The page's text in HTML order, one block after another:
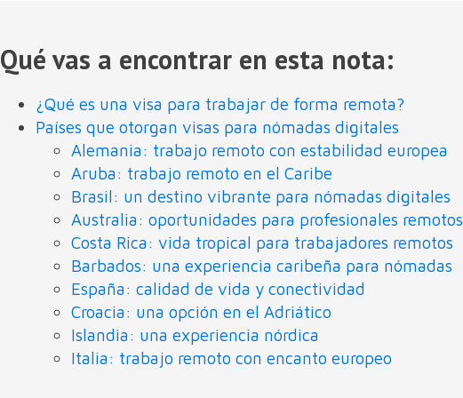
Qué vas a encontrar en esta nota:
¿Qué es una visa para trabajar de forma remota?
Países que otorgan visas para nómadas digitales
Alemania: trabajo remoto con estabilidad europea
Aruba: trabajo remoto en el Caribe
Brasil: un destino vibrante para nómadas digitales
Australia: oportunidades para profesionales remotos
Costa Rica: vida tropical para trabajadores remotos
Barbados: una experiencia caribeña para nómadas
España: calidad de vida y conectividad
Croacia: una opción en el Adriático
Islandia: una experiencia nórdica
Italia: trabajo remoto con encanto europeo